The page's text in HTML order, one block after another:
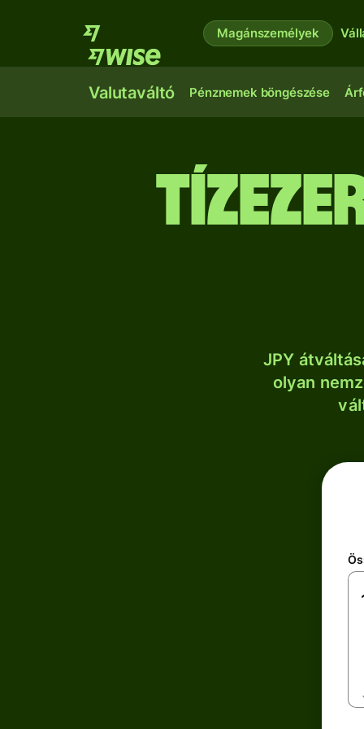
Magánszemélyek
Valutaváltó Pénznemek böngészése
JPY
olyan